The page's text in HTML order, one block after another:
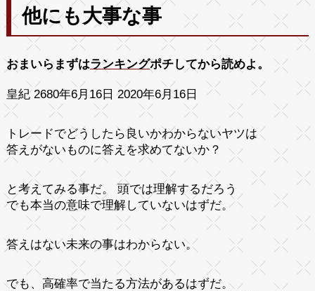
他にも大事な事
おまいらまずはランキングポチしてから読めよ。
皇紀 2680年6月16日 2020年6月16日
トレードでどうしたら良いかわからないヤツは
答えがないものに答えを求めてないか？
と考えてみる事だ。 頭では理解するだろう
でも本当の意味で理解していないはずだ。
答えはない未来の事はわからない。
でも、高確率で当たる方法があるはずだ。